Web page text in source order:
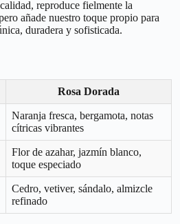
reproduce fielmente la
añade nuestro toque propio para
duradera y sofisticada.
Rosa Dorada
Naranja fresca, bergamota, notas
cítricas vibrantes
Flor de azahar, jazmín blanco,
toque especiado
Cedro, vetiver, sándalo, almizcle
refinado